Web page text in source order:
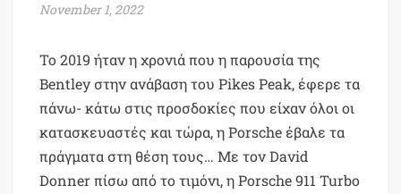
November 1, 2022
Το 2019 ήταν η χρονιά που η παρουσία της
Bentley στην ανάβαση του Pikes Peak, έφερε τα
πάνω- κάτω στις προσδοκίες που είχαν όλοι οι
κατασκευαστές και τώρα, η Porsche έβαλε τα
πράγματα στη θέση τους… Με τον David
Donner πίσω από το τιμόνι, η Porsche 911 Turbo